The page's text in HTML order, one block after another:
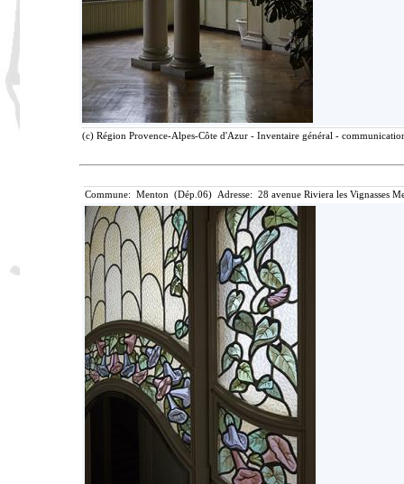
(c) Région Provence-Alpes-Côte d'Azur - Inventaire général -
Commune: Menton (Dép.06) Adresse: 28 avenue Riviera les Vignasses